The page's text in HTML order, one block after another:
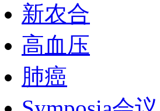
新农合
高血压
肺癌